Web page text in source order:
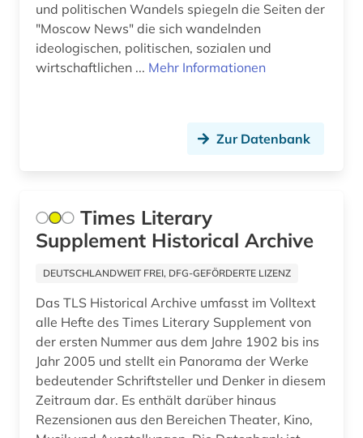
fid lateinamerika (4)
finanzmarkt (1)
finanzwirtschaft (1)
finnlandschweden (1)
firmen (1)
firmenbuch (1)
flensburg (1)
Ukraine (3)
Ungarn (1)
und politischen Wandels spiegeln die Seiten der
"Moscow News" die sich wandelnden
ideologischen, politischen, sozialen und
wirtschaftlichen ... Mehr Informationen
Zur Datenbank
Times Literary
Supplement Historical Archive
DEUTSCHLANDWEIT FREI, DFG-GEFÖRDERTE LIZENZ
Das TLS Historical Archive umfasst im Volltext
alle Hefte des Times Literary Supplement von
der ersten Nummer aus dem Jahre 1902 bis ins
Jahr 2005 und stellt ein Panorama der Werke
bedeutender Schriftsteller und Denker in diesem
Zeitraum dar. Es enthält darüber hinaus
Rezensionen aus den Bereichen Theater, Kino,